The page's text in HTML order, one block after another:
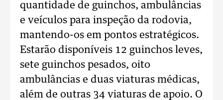
quantidade de guinchos, ambulâncias
e veículos para inspeção da rodovia,
mantendo-os em pontos estratégicos.
Estarão disponíveis 12 guinchos leves,
sete guinchos pesados, oito
ambulâncias e duas viaturas médicas,
além de outras 34 viaturas de apoio. O